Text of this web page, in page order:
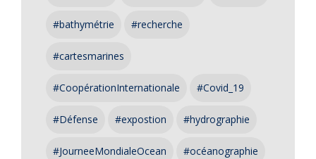
#bathymétrie #recherche
#cartesmarines
#CoopérationInternationale #Covid_19
#Défense #expostion #hydrographie
#JourneeMondialeOcean #océanographie